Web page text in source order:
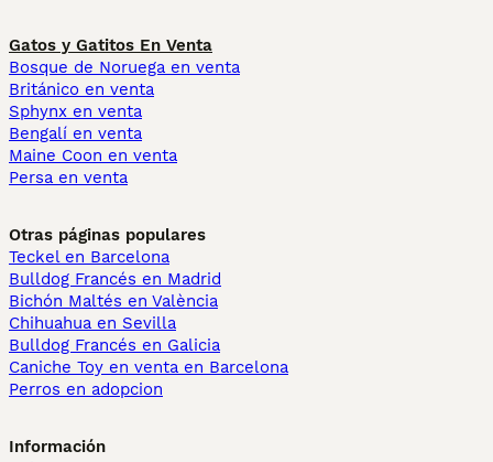
Gatos y Gatitos En Venta
Bosque de Noruega en venta
Británico en venta
Sphynx en venta
Bengalí en venta
Maine Coon en venta
Persa en venta
Otras páginas populares
Teckel en Barcelona
Bulldog Francés en Madrid
Bichón Maltés en València
Chihuahua en Sevilla
Bulldog Francés en Galicia
Caniche Toy en venta en Barcelona
Perros en adopcion
Información